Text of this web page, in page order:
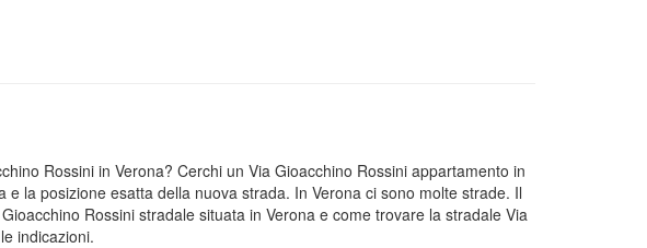
Rossini in Verona? Cerchi un Via Gioacchino Rossini appartamento in
la posizione esatta della nuova strada. In Verona ci sono molte strade. Il
Rossini stradale situata in Verona e come trovare la stradale Via
indicazioni.